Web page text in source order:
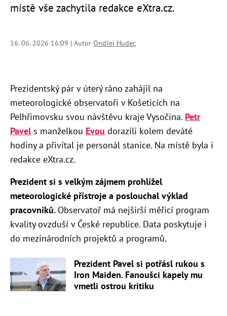
místě vše zachytila redakce eXtra.cz.
16. 06. 2026 16:09 | Autor Ondřej Hudec
Prezidentský pár v úterý ráno zahájil na
meteorologické observatoři v Košeticích na
Pelhřimovsku svou návštěvu kraje Vysočina. Petr
Pavels manželkou Evou dorazili kolem deváté
hodiny a přivítal je personál stanice. Na místě byla i
redakce eXtra.cz.
Prezident si s velkým zájmem prohlížel
meteorologické přístroje a poslouchal výklad
pracovníků. Observatoř má nejširší měřicí program
kvality ovzduší v České republice. Data poskytuje i
do mezinárodních projektů a programů.
Prezident Pavel si potřásl rukou s
Iron Maiden. Fanoušci kapely mu
vmetli ostrou kritiku